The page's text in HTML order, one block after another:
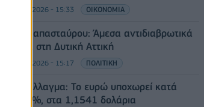
06/08/2026 - 15:33 ΟΙΚΟΝΟΜΙΑ
Στ. Παπασταύρου: Άμεσα αντιδιαβρωτικά
έργα στη Δυτική Αττική
06/08/2026 - 15:17 ΠΟΛΙΤΙΚΗ
Συνάλλαγμα: Το ευρώ υποχωρεί κατά
0,11%, στα 1,1541 δολάρια